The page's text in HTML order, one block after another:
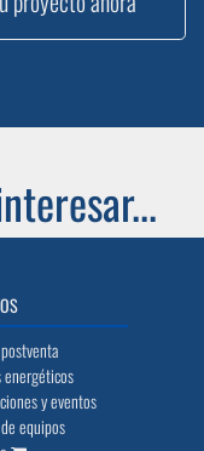
energéticos
y eventos
equipos